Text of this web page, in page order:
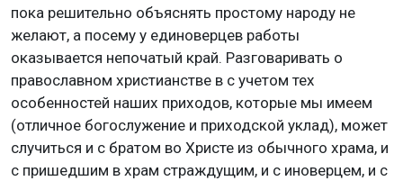
пока решительно объяснять простому народу не
желают, а посему у единоверцев работы
оказывается непочатый край. Разговаривать о
православном христианстве в с учетом тех
особенностей наших приходов, которые мы имеем
(отличное богослужение и приходской уклад), может
случиться и с братом во Христе из обычного храма, и
с пришедшим в храм страждущим, и с иноверцем, и с